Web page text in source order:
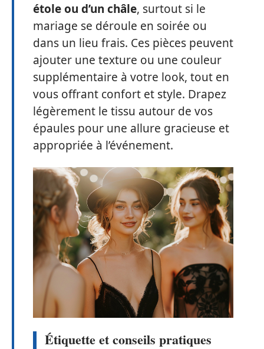
étole ou d’un châle, surtout si le
mariage se déroule en soirée ou
dans un lieu frais. Ces pièces peuvent
ajouter une texture ou une couleur
supplémentaire à votre look, tout en
vous offrant confort et style. Drapez
légèrement le tissu autour de vos
épaules pour une allure gracieuse et
appropriée à l’événement.
Étiquette et conseils pratiques